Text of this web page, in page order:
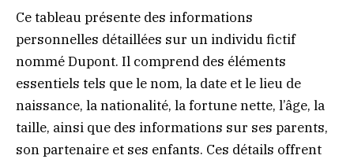
Ce tableau présente des informations
personnelles détaillées sur un individu fictif
nommé Dupont. Il comprend des éléments
essentiels tels que le nom, la date et le lieu de
naissance, la nationalité, la fortune nette, l’âge, la
taille, ainsi que des informations sur ses parents,
son partenaire et ses enfants. Ces détails offrent